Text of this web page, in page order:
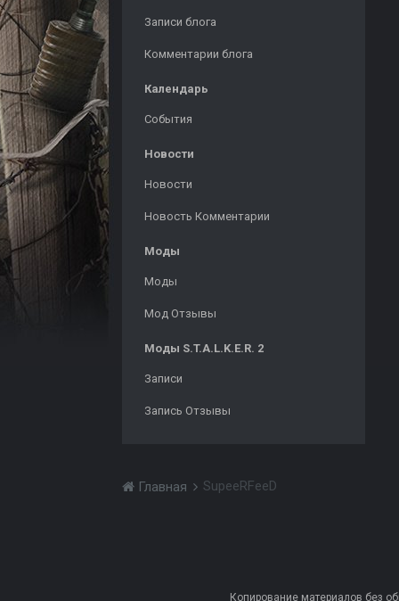
Записи блога
Комментарии блога
Календарь
События
Новости
Новости
Новость Комментарии
Моды
Моды
Мод Отзывы
Моды S.T.A.L.K.E.R. 2
Записи
Запись Отзывы
Главная SupeeRFeeD
Копирование материалов без